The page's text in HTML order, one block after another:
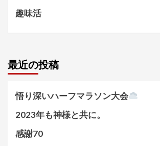
趣味活
最近の投稿
悟り深いハーフマラソン大会
2023年も神様と共に。
感謝70